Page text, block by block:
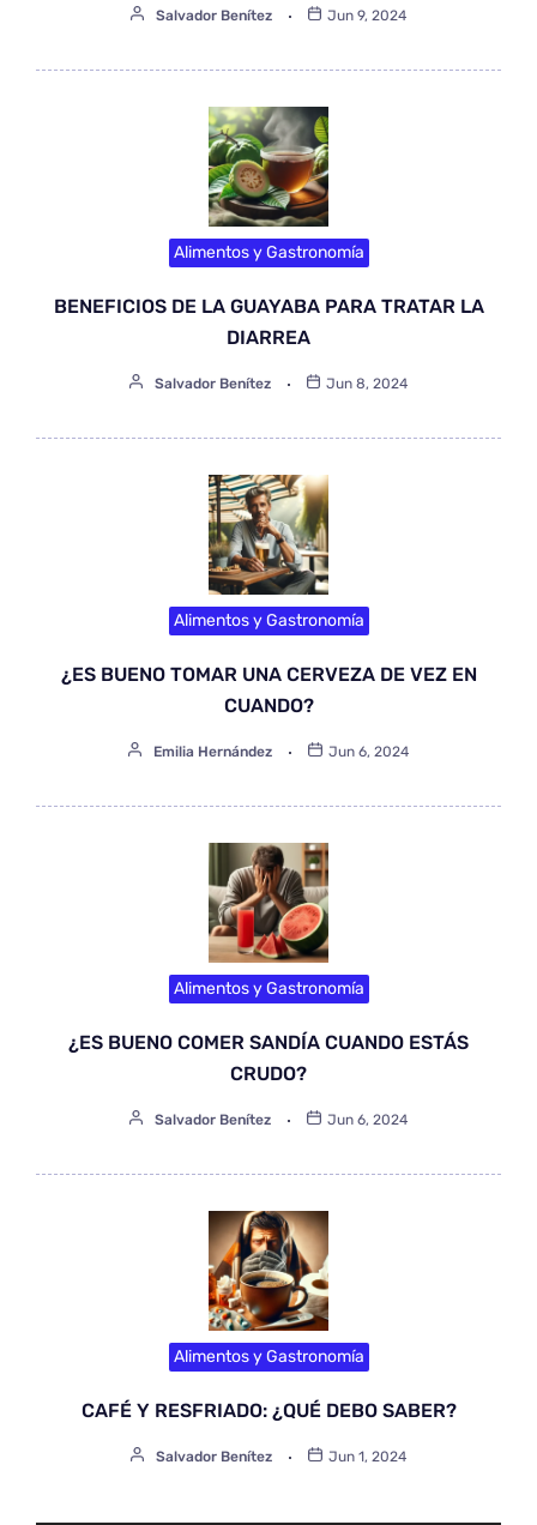
Salvador Benítez Jun 9, 2024
Alimentos y Gastronomía
BENEFICIOS DE LA GUAYABA PARA TRATAR LA
DIARREA
Salvador Benítez Jun 8, 2024
Alimentos y Gastronomía
¿ES BUENO TOMAR UNA CERVEZA DE VEZ EN
CUANDO?
Emilia Hernández Jun 6, 2024
Alimentos y Gastronomía
¿ES BUENO COMER SANDÍA CUANDO ESTÁS
CRUDO?
Salvador Benítez Jun 6, 2024
Alimentos y Gastronomía
CAFÉ Y RESFRIADO: ¿QUÉ DEBO SABER?
Salvador Benítez Jun 1, 2024